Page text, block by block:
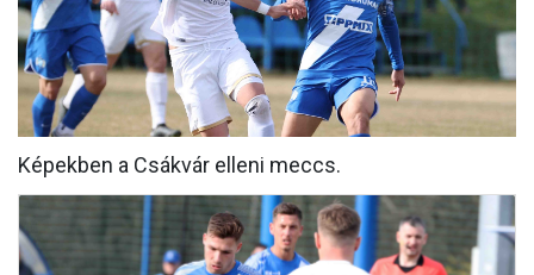
MÉRKŐZÉSEK
KLUB
GALÉRIA
SZURKOLÓI ÉLMÉNYEK
AKKREDITÁCIÓ
Képekben a Csákvár elleni meccs.